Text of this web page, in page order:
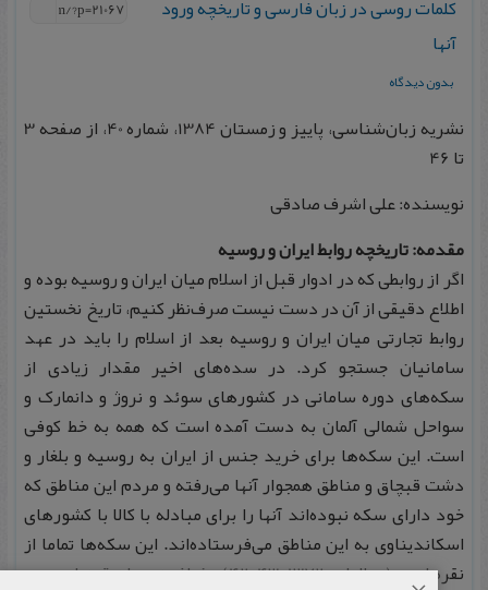
کلمات روسی در زبان فارسی و تاریخچه ورود
آنها
بدون دیدگاه
نشریه زبان‌شناسی، پاییز و زمستان 1384، شماره 40، از صفحه 3
تا 46
نویسنده: علی اشرف صادقی
مقدمه: تاریخچه روابط ایران و روسیه
اگر از روابطی که در ادوار قبل از اسلام میان ایران و روسیه بوده و
اطلاع دقیقی از آن در دست نیست صرف‌نظر کنیم، تاریخ نخستین
روابط تجارتی میان ایران و روسیه بعد از اسلام را باید در عهد
سامانیان جستجو کرد. در سده‌های اخیر مقدار زیادی از
سکه‌های دوره سامانی در کشورهای سوئد و نروژ و دانمارک و
سواحل شمالی آلمان به دست آمده است که همه به خط کوفی
است. این سکه‌ها برای خرید جنس از ایران به روسیه و بلغار و
دشت قبچاق و مناطق همجوار آنها می‌رفته و مردم این مناطق که
خود دارای سکه نبوده‌اند آنها را برای مبادله با کالا با کشورهای
اسکاندیناوی به این مناطق می‌فرستاده‌اند. این سکه‌ها تماما از
نقره است (جمالزاده 1372: 43-42) جغرافی‌نویسان قرنهای سوم